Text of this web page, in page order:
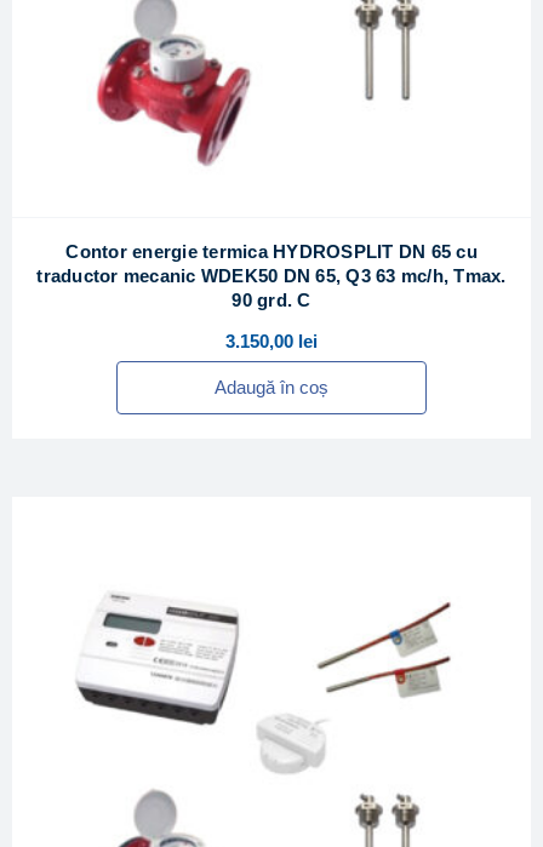
Contor energie termica HYDROSPLIT DN 65 cu
traductor mecanic WDEK50 DN 65, Q3 63 mc/h, Tmax.
90 grd. C
3.150,00 lei
Adaugă în coș